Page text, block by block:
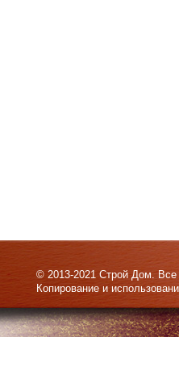
© 2013-2021 Строй Дом. Все
Копирование и